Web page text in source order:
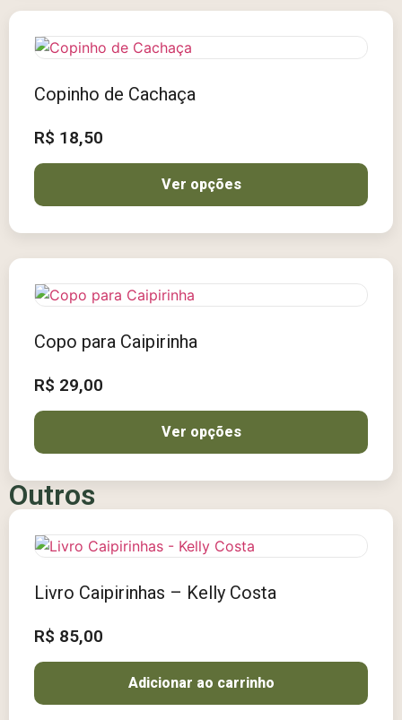
Copinho de Cachaça
R$ 18,50
Ver opções
Copo para Caipirinha
R$ 29,00
Ver opções
Outros
Livro Caipirinhas – Kelly Costa
R$ 85,00
Adicionar ao carrinho